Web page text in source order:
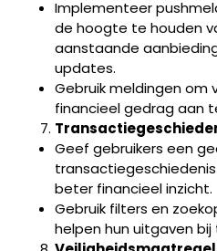
Implementeer
de hoogte te houden
aanstaande
updates.
Gebruik meldingen om
financieel gedrag aan
Geef gebruikers een
beter financieel inzicht.
Gebruik filters en
helpen hun uitgaven bij